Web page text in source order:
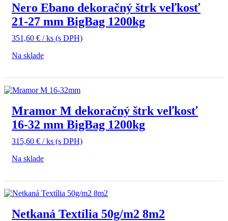
Nero Ebano dekoračný štrk veľkosť
21-27 mm BigBag 1200kg
351,60 € / ks (s DPH)
Na sklade
Mramor M dekoračný štrk veľkosť
16-32 mm BigBag 1200kg
315,60 € / ks (s DPH)
Na sklade
Netkaná Textília 50g/m2 8m2